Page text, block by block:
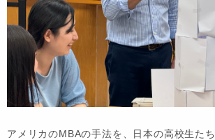
アメリカのMBAの手法を、日本の高校生た